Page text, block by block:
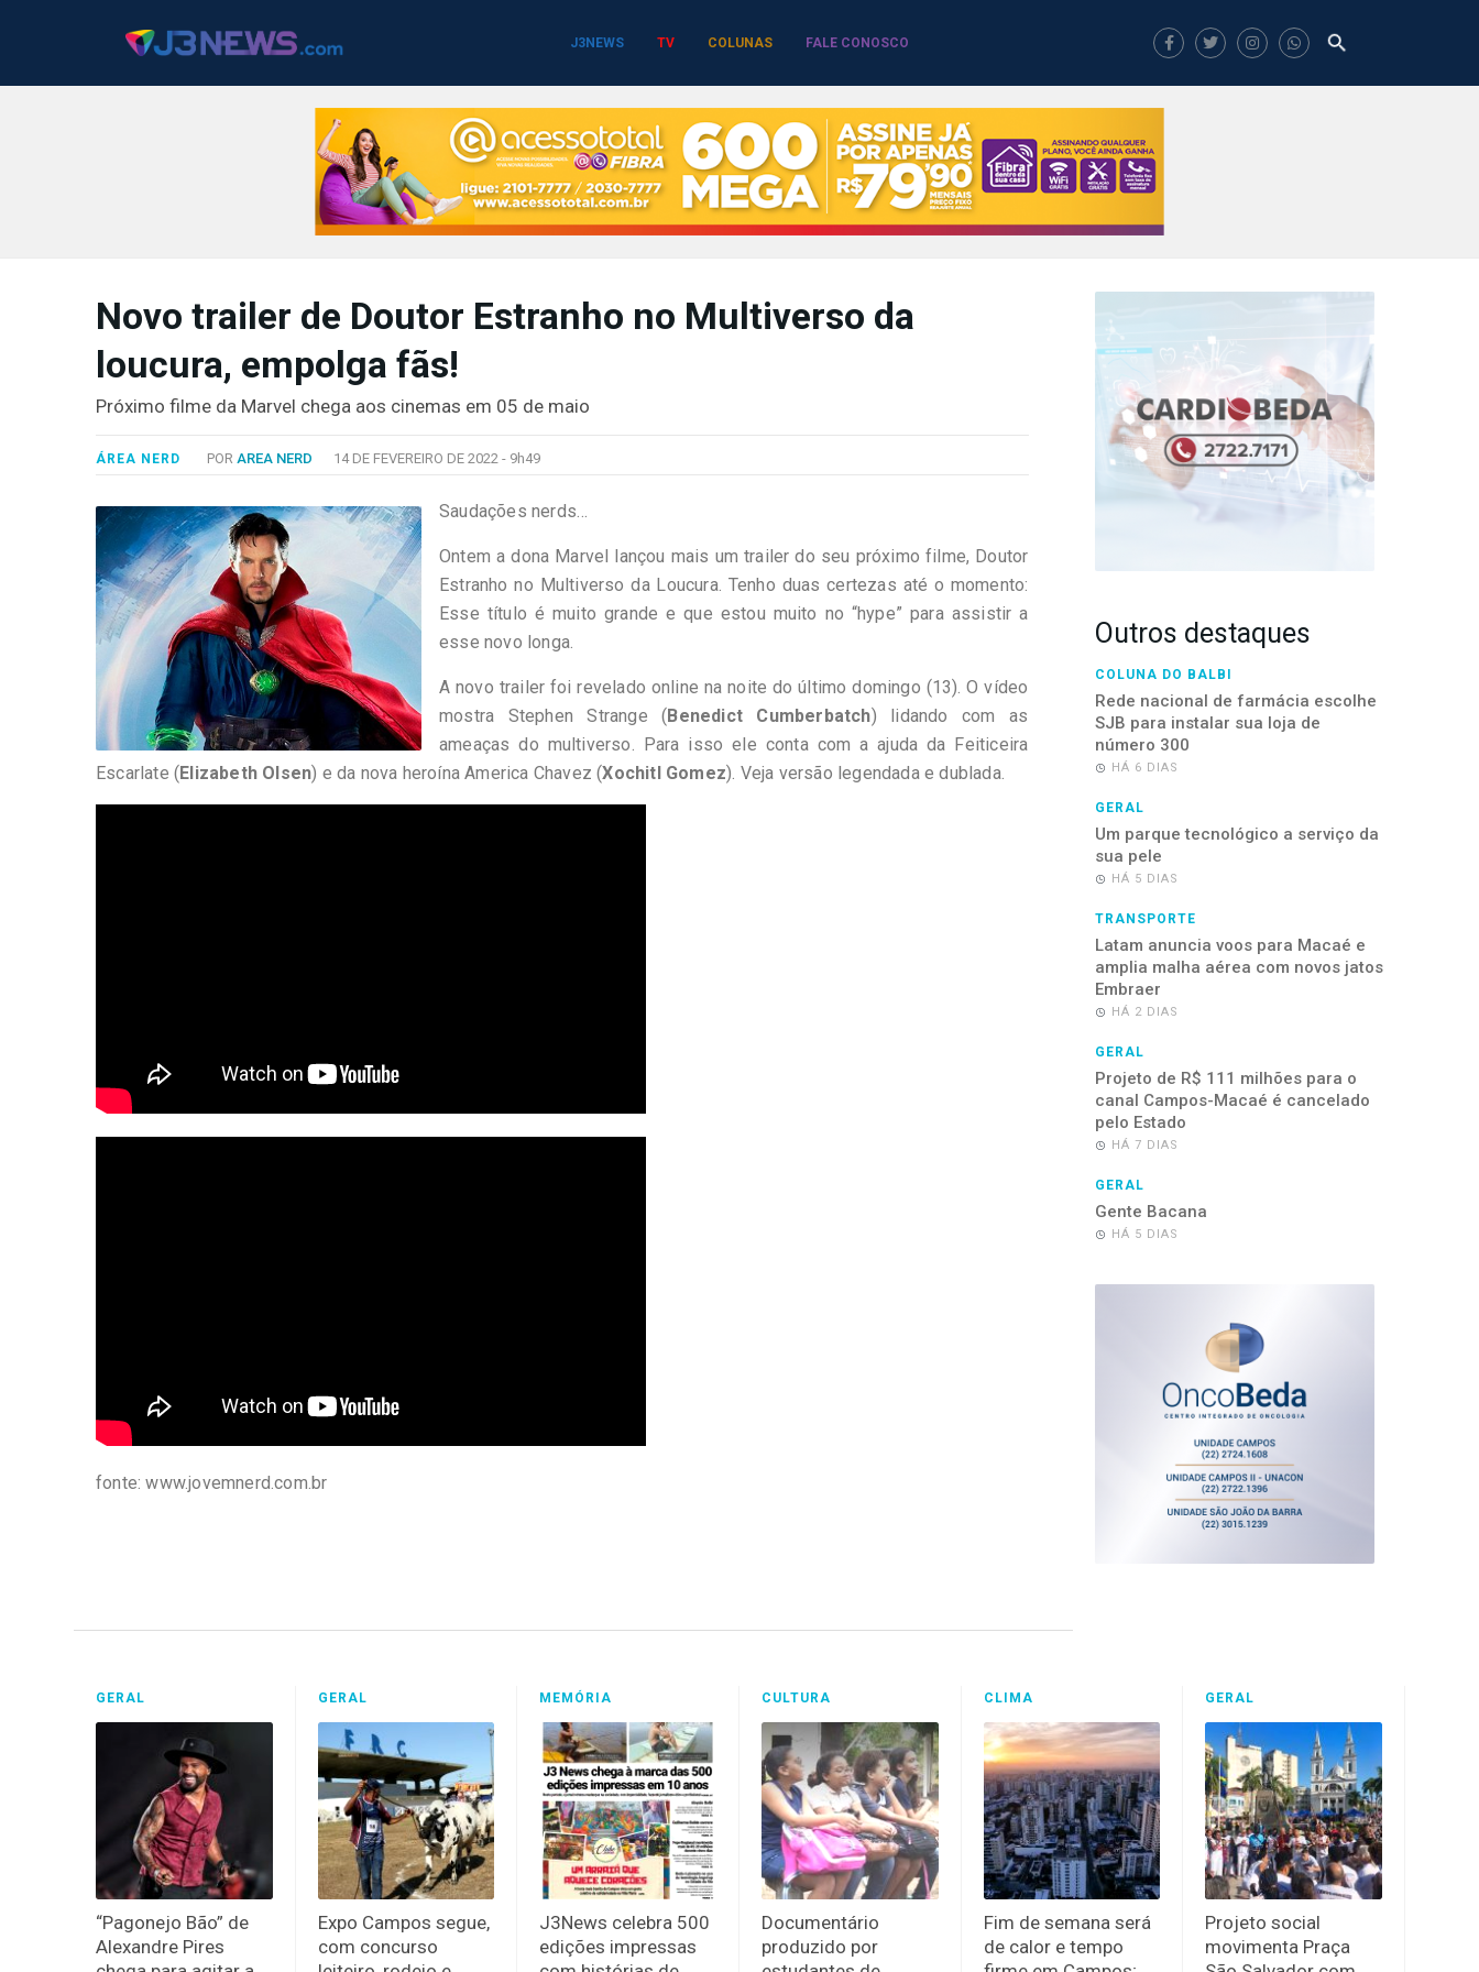
J3NEWS TV COLUNAS FALE CONOSCO
Desenvolvido
Novo trailer de Doutor Estranho no Multiverso da
loucura, empolga fãs!
Próximo filme da Marvel chega aos cinemas em 05 de maio
ÁREA NERD POR AREA NERD 14 DE FEVEREIRO DE 2022 - 9h49
Saudações nerds…
Ontem a dona Marvel lançou mais um trailer do seu próximo filme, Doutor
Estranho no Multiverso da Loucura. Tenho duas certezas até o momento:
Esse título é muito grande e que estou muito no “hype” para assistir a
esse novo longa.
A novo trailer foi revelado online na noite do último domingo (13). O vídeo
mostra Stephen Strange ( Benedict Cumberbatch) lidando com as
ameaças do multiverso. Para isso ele conta com a ajuda da Feiticeira
Escarlate ( Elizabeth Olsen) e da nova heroína America Chavez (Xochitl Gomez). Veja versão legendada e dublada.
fonte: www.jovemnerd.com.br
Outros destaques
COLUNA DO BALBI
Rede nacional de farmácia escolhe
SJB para instalar sua loja de
número 300
HÁ 6 DIAS
GERAL
Um parque tecnológico a serviço da
sua pele
HÁ 5 DIAS
TRANSPORTE
Latam anuncia voos para Macaé e
amplia malha aérea com novos jatos
Embraer
HÁ 2 DIAS
GERAL
Projeto de R$ 111 milhões para o
canal Campos-Macaé é cancelado
pelo Estado
HÁ 7 DIAS
GERAL
Gente Bacana
HÁ 5 DIAS
GERAL
“Pagonejo Bão” de
Alexandre Pires
GERAL
Expo Campos segue,
com concurso
MEMÓRIA
J3News celebra 500
edições impressas
CULTURA
Documentário
produzido por
CLIMA
Fim de semana será
de calor e tempo
GERAL
Projeto social
movimenta Praça